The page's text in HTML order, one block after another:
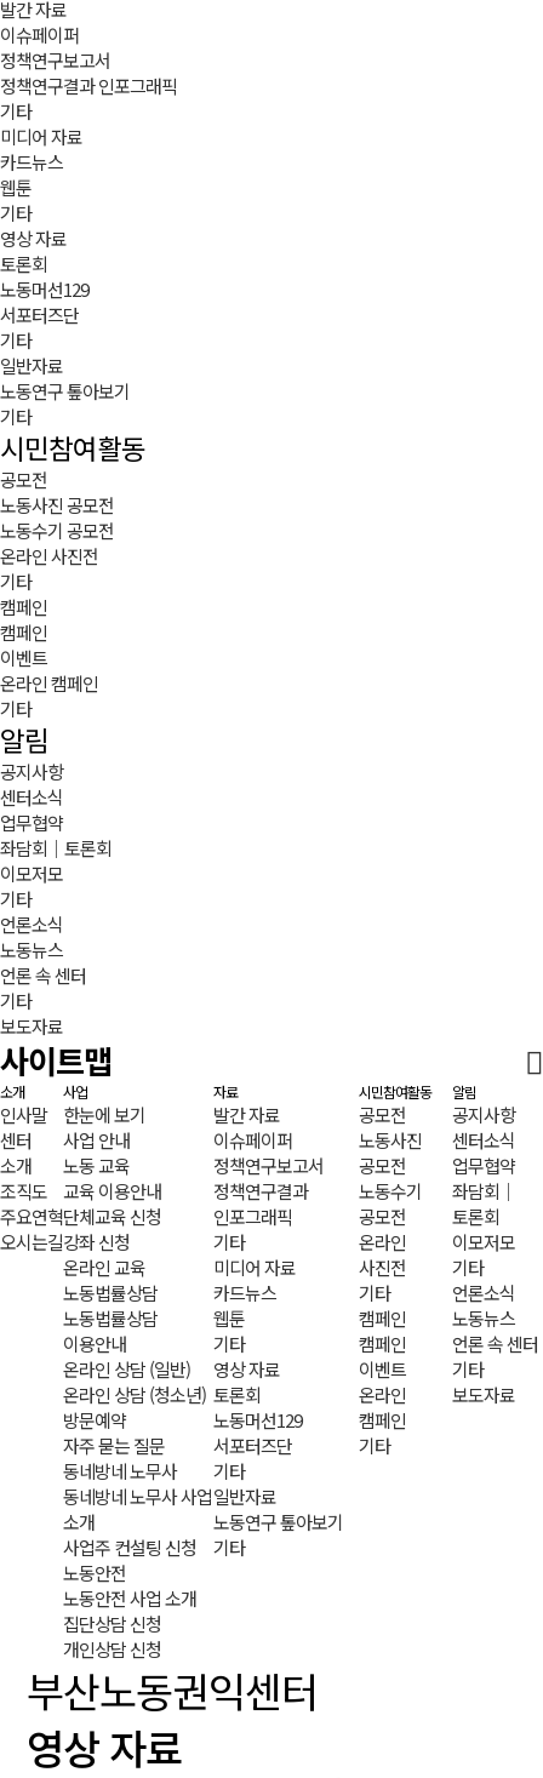
발간 자료
이슈페이퍼
정책연구보고서
정책연구결과 인포그래픽
기타
미디어 자료
카드뉴스
웹툰
기타
영상 자료
토론회
노동머선129
서포터즈단
기타
일반자료
노동연구 톺아보기
기타
시민참여활동
공모전
노동사진 공모전
노동수기 공모전
온라인 사진전
기타
캠페인
캠페인
이벤트
온라인 캠페인
기타
알림
공지사항
센터소식
업무협약
좌담회｜토론회
이모저모
기타
언론소식
노동뉴스
언론 속 센터
기타
보도자료
사이트맵
소개
인사말
센터
소개
조직도
주요연혁
오시는길
사업
한눈에 보기
사업 안내
노동 교육
교육 이용안내
단체교육 신청
강좌 신청
온라인 교육
노동법률상담
노동법률상담
이용안내
온라인 상담 (일반)
온라인 상담 (청소년)
방문예약
자주 묻는 질문
동네방네 노무사
동네방네 노무사 사업
소개
사업주 컨설팅 신청
노동안전
노동안전 사업 소개
집단상담 신청
개인상담 신청
자료
발간 자료
이슈페이퍼
정책연구보고서
정책연구결과
인포그래픽
기타
미디어 자료
카드뉴스
웹툰
기타
영상 자료
토론회
노동머선129
서포터즈단
기타
일반자료
노동연구 톺아보기
기타
시민참여활동
공모전
노동사진
공모전
노동수기
공모전
온라인
사진전
기타
캠페인
캠페인
이벤트
온라인
캠페인
기타
알림
공지사항
센터소식
업무협약
좌담회｜
토론회
이모저모
기타
언론소식
노동뉴스
언론 속 센터
기타
보도자료
부산노동권익센터
영상 자료